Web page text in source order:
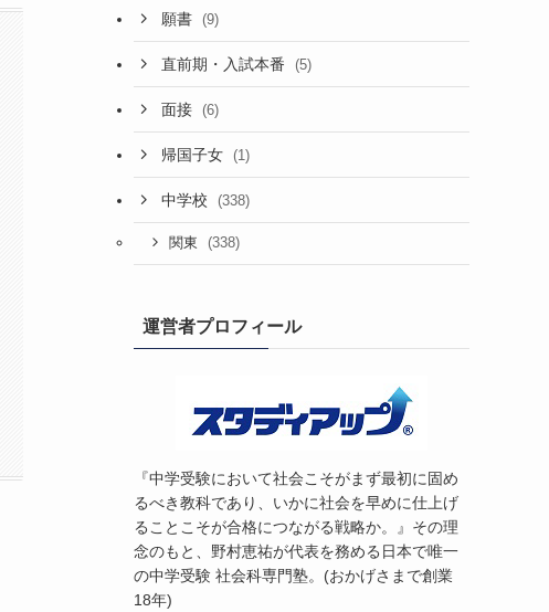
願書 (9)
直前期・入試本番 (5)
面接 (6)
帰国子女 (1)
中学校 (338)
関東 (338)
運営者プロフィール
『中学受験において社会こそがまず最初に固め
るべき教科であり、いかに社会を早めに仕上げ
ることこそが合格につながる戦略か。』その理
念のもと、野村恵祐が代表を務める日本で唯一
の中学受験 社会科専門塾。(おかげさまで創業
18年)